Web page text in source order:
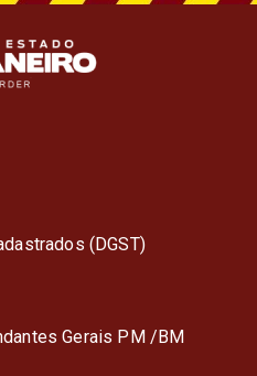
(DGST)
Gerais PM /BM